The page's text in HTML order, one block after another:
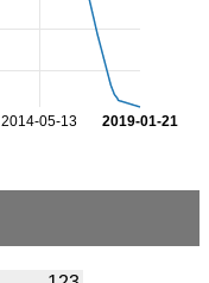
2014-05-13 2019-01-21